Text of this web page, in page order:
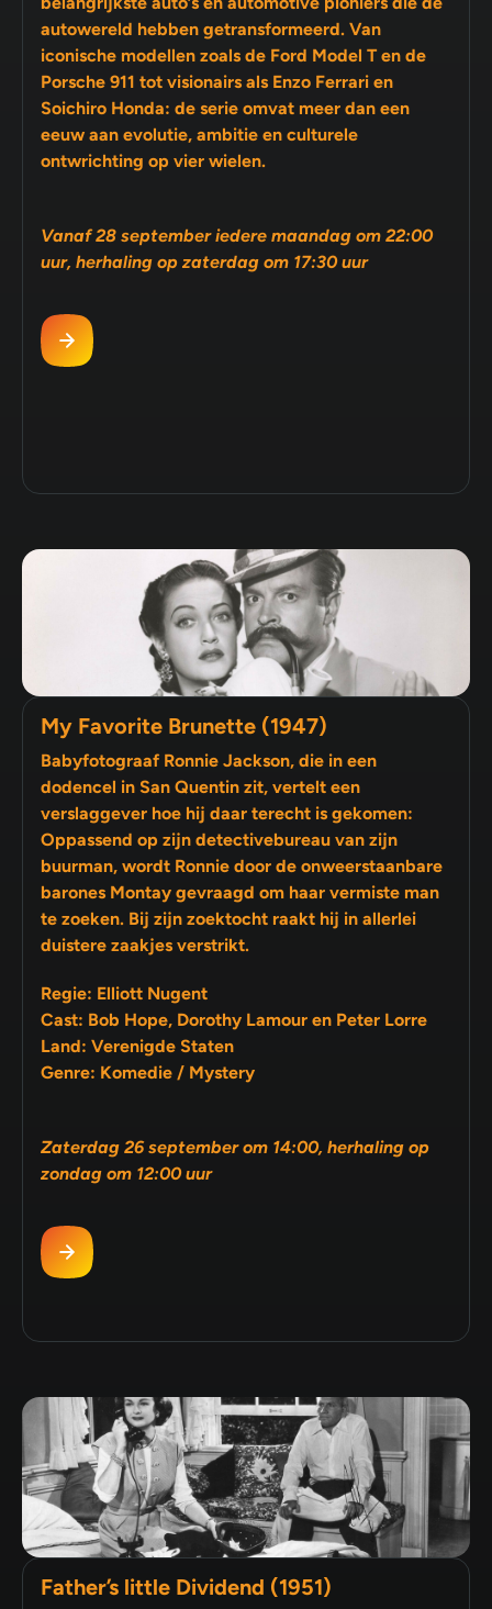
autowereld hebben getransformeerd. Van
iconische modellen zoals de Ford Model T en de
Porsche 911 tot visionairs als Enzo Ferrari en
Soichiro Honda: de serie omvat meer dan een
eeuw aan evolutie, ambitie en culturele
ontwrichting op vier wielen.
Vanaf 28 september iedere maandag om 22:00
uur, herhaling op zaterdag om 17:30 uur
My Favorite Brunette (1947)
Babyfotograaf Ronnie Jackson, die in een
dodencel in San Quentin zit, vertelt een
verslaggever hoe hij daar terecht is gekomen:
Oppassend op zijn detectivebureau van zijn
buurman, wordt Ronnie door de onweerstaanbare
barones Montay gevraagd om haar vermiste man
te zoeken. Bij zijn zoektocht raakt hij in allerlei
duistere zaakjes verstrikt.
Regie: Elliott Nugent
Cast: Bob Hope, Dorothy Lamour en Peter Lorre
Land: Verenigde Staten
Genre: Komedie / Mystery
Zaterdag 26 september om 14:00, herhaling op
zondag om 12:00 uur
Father’s little Dividend (1951)